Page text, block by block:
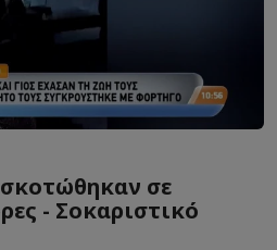
σκοτώθηκαν σε
- Σοκαριστικό